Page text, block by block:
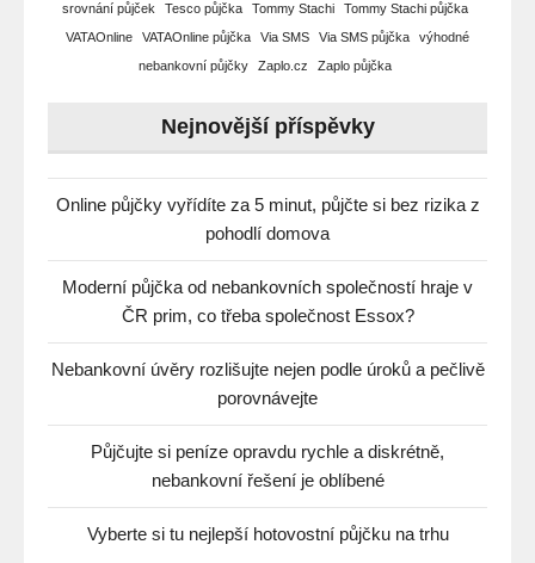
srovnání půjček
Tesco půjčka Tommy Stachi
Tommy Stachi půjčka
VATAOnline
VATAOnline půjčka Via SMS Via SMS půjčka
výhodné
nebankovní půjčky
Zaplo.cz Zaplo půjčka
Nejnovější příspěvky
Online půjčky vyřídíte za 5 minut, půjčte si bez rizika z
pohodlí domova
Moderní půjčka od nebankovních společností hraje v
ČR prim, co třeba společnost Essox?
Nebankovní úvěry rozlišujte nejen podle úroků a pečlivě
porovnávejte
Půjčujte si peníze opravdu rychle a diskrétně,
nebankovní řešení je oblíbené
Vyberte si tu nejlepší hotovostní půjčku na trhu